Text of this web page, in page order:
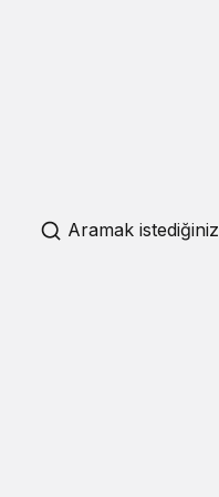
Aramak